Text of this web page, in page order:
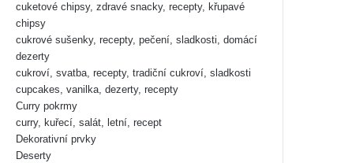
cuketové chipsy, zdravé snacky, recepty, křupavé
chipsy
cukrové sušenky, recepty, pečení, sladkosti, domácí
dezerty
cukroví, svatba, recepty, tradiční cukroví, sladkosti
cupcakes, vanilka, dezerty, recepty
Curry pokrmy
curry, kuřecí, salát, letní, recept
Dekorativní prvky
Deserty